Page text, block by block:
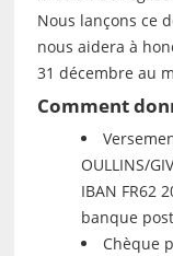
Nous lançons ce
nous aidera à
31 décembre au
Comment
OULLINS/
IBAN FR62
banque
Chèque